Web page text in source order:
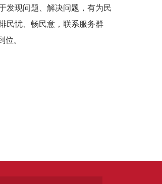
发现问题、解决问题，有为民
民忧、畅民意，联系服务群
。